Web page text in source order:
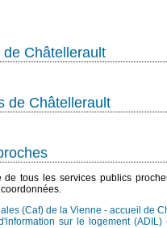
Châtellerault
de Châtellerault
de tous les services publics
(Caf) de la Vienne - accueil de
sur le logement